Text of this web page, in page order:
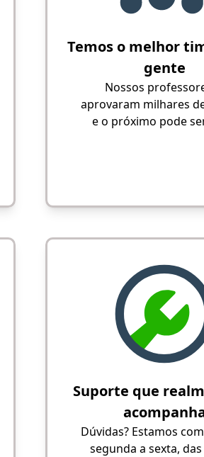
Temos o melhor
gente
Nossos
aprovaram milhares
e o próximo pode
Suporte que
Dúvidas? Estamos
segunda a sexta, das